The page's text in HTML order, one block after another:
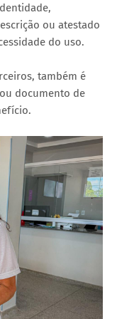
ou atestado
do uso.
também é
documento de